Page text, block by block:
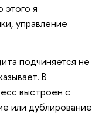
я
управление
подчиняется не
В
выстроен с
или дублирование